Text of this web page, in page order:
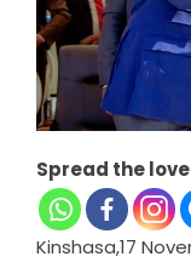
Spread the love
Kinshasa,17